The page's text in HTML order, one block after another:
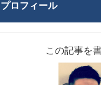
プロフィール
この記事を